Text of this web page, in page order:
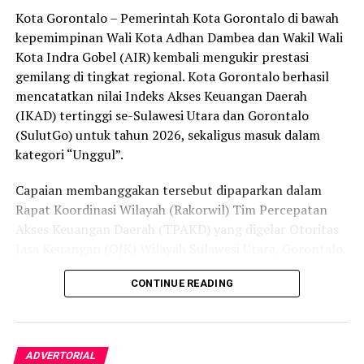
secara menyeluruh, tidak hanya menyasar pengecer
skala kecil tetapi juga distributor dan toko-toko besar
yang melanggar aturan.
Dalam daftar pemeringkatan nasional tersebut, Kota
Denpasar menempati posisi puncak dengan tingkat rasa
aman masyarakat melebihi 81 persen, disusul oleh Kota
Yogyakarta, Surakarta, Semarang, Magelang, dan
Kota Gorontalo yang berada di urutan ketujuh berhasil
mengungguli sejumlah kota berkembang lainnya di
Singkawang. Capaian ini menjadi bukti konkret bahwa
Kota Gorontalo terus bertransformasi menjadi daerah
Kota Gorontalo – Pemerintah Kota Gorontalo di bawah
kepemimpinan Wali Kota Adhan Dambea dan Wakil Wali
Kota Indra Gobel (AIR) kembali mengukir prestasi
gemilang di tingkat regional. Kota Gorontalo berhasil
mencatatkan nilai Indeks Akses Keuangan Daerah
(IKAD) tertinggi se-Sulawesi Utara dan Gorontalo
(SulutGo) untuk tahun 2026, sekaligus masuk dalam
kategori “Unggul”.
Capaian membanggakan tersebut dipaparkan dalam
Rapat Koordinasi Wilayah (Rakorwil) Tim Percepatan
Akses Keuangan Daerah (TPAKD) yang digelar Otoritas
dan Maluku Utara di Hotel NDC Resort and Spa,
Manado, Sulawesi Utara, Rabu (29/7/2026).
Delegasi Pemkot Gorontalo dipimpin langsung oleh
Wakil Wali Kota Gorontalo Indra Gobel, didampingi
CONTINUE READING
ADVERTORIAL